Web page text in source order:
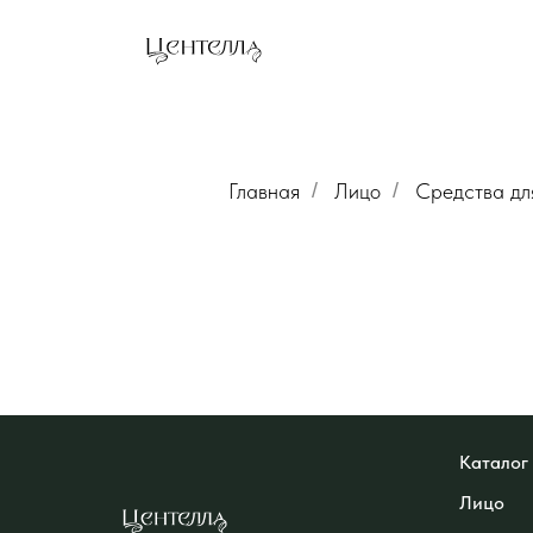
Главная / Лицо / Средства
Каталог
Лицо